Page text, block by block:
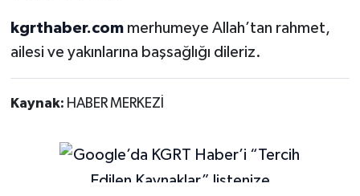
kgrthaber.commerhumeye Allah’tan rahmet,
ailesi ve yakınlarına başsağlığı dileriz.
Kaynak: HABER MERKEZİ